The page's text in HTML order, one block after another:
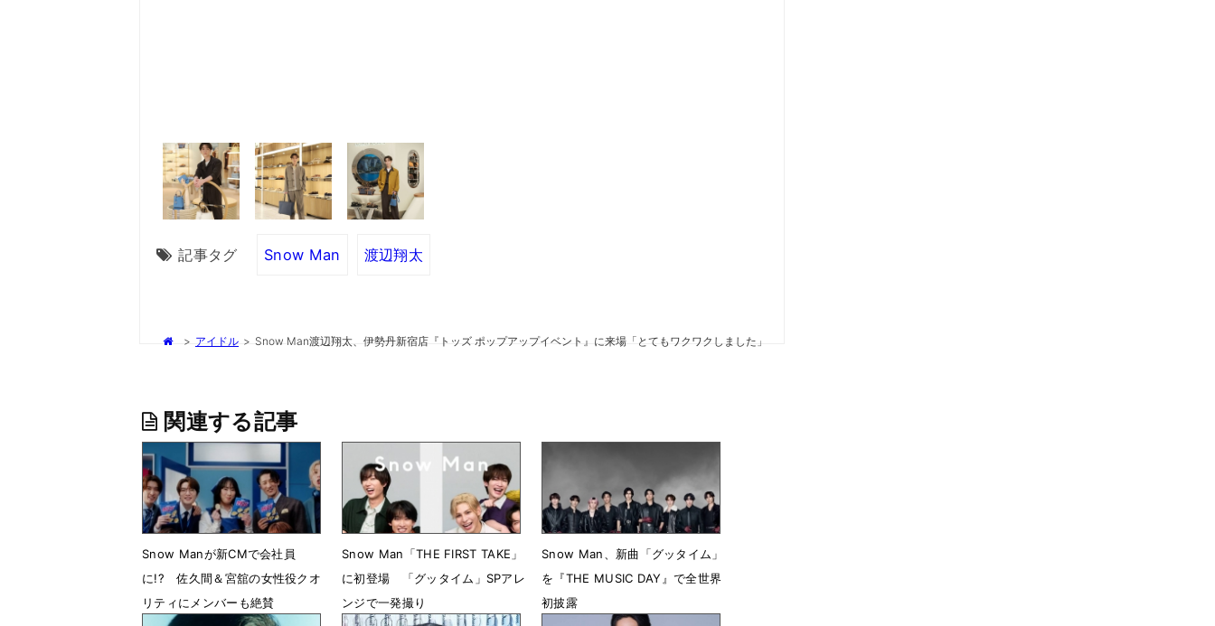
記事タグ Snow Man 渡辺翔太
> アイドル > Snow Man渡辺翔太、伊勢丹新宿店『トッズ ポップアップイベント』に来場「とてもワクワクしました」
関連する記事
Snow Manが新CMで会社員
に!? 佐久間＆宮舘の女性役クオ
リティにメンバーも絶賛
Snow Man「THE FIRST TAKE」
に初登場 「グッタイム」SPアレ
ンジで一発撮り
Snow Man、新曲「グッタイム」
を『THE MUSIC DAY』で全世界
初披露